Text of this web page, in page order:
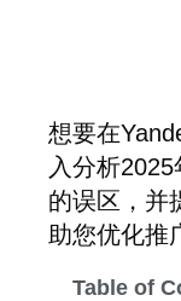
想要在
入分析
的误区，并
助您优化推
Table of